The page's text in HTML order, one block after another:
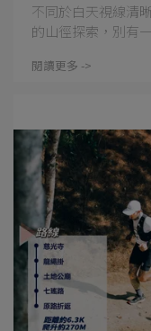
不同於白天視線清
的山徑探索，別有
閱讀更多 ->